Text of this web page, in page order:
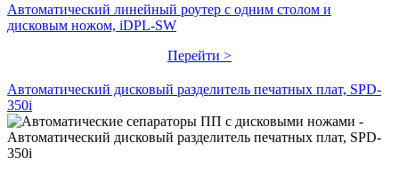
Автоматический линейный роутер с одним столом и
дисковым ножом, iDPL-SW
Перейти >
Автоматический дисковый разделитель печатных плат, SPD-
350i